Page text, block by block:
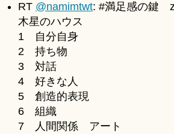
RT @namimtwt: #満足感の鍵
木星のハウス
1 自分自身
2 持ち物
3 対話
4 好きな人
5 創造的表現
6 組織
7 人間関係 アート